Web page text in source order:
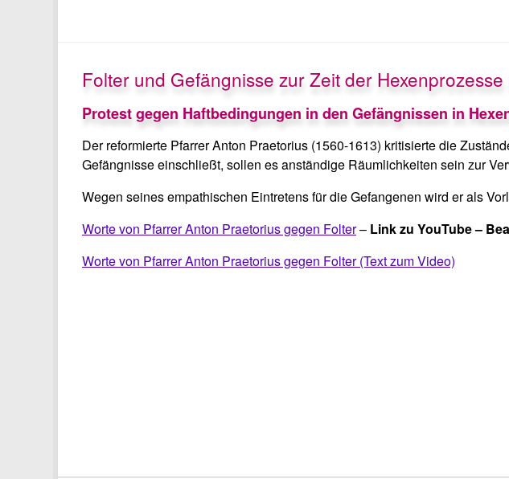
Folter und Gefängnisse zur Zeit der
Protest gegen Haftbedingungen in den Gefängnissen in
Der reformierte Pfarrer Anton Praetorius (1560-1613) kritisierte die
Gefängnisse einschließt, sollen es anständige Räumlichkeiten sein zur
Wegen seines empathischen Eintretens für die Gefangenen wird er als
Worte von Pfarrer Anton Praetorius gegen Folter– Link zu YouTube –
Worte von Pfarrer Anton Praetorius gegen Folter (Text zum Video)